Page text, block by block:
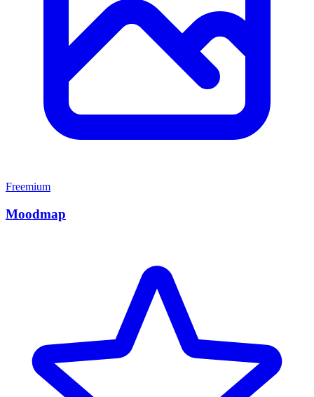
Freemium
Moodmap